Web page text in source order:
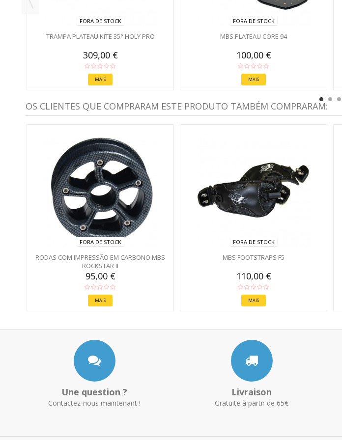
FORA DE STOCK
TRAMPA PLATEAU KITE 35° HOLY PRO
309,00 €
MAIS
FORA DE STOCK
MBS PLATEAU CORE 94
100,00 €
MAIS
OS CLIENTES QUE COMPRARAM ESTE PRODUTO TAMBÉM COMPRARAM:
FORA DE STOCK
RODAS COM IMPRESSÃO EM CARBONO MBS
ROCKSTAR II
95,00 €
MAIS
FORA DE STOCK
MBS FOOTSTRAPS F5
110,00 €
MAIS
Une question ?
Contactez-nous maintenant !
Livraison
Gratuite à partir de 65€